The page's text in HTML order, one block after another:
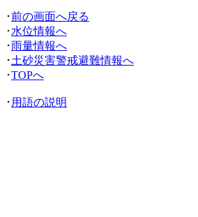
･前の画面へ戻る
･ 水位情報へ
･雨量情報へ
･ 土砂災害警戒避難情報へ
･TOPへ
･ 用語の説明